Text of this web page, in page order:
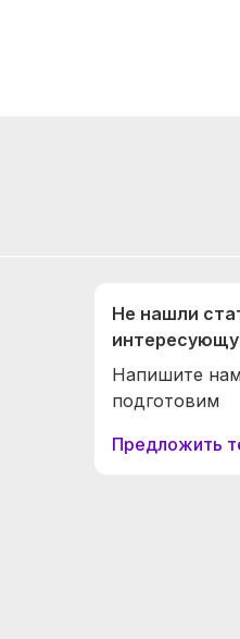
Не нашли
Напишите
подготовим
Предложить